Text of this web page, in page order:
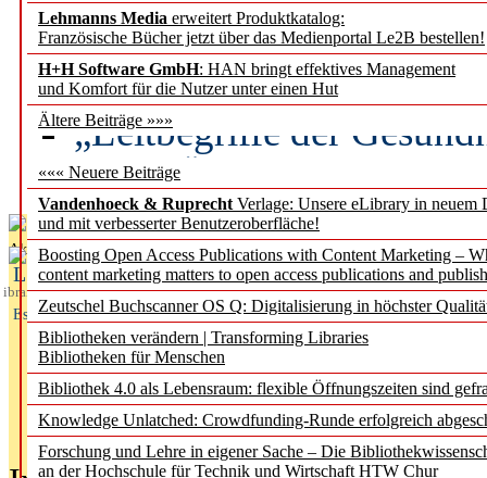
Lehmanns Media erweitert Produktkatalog:
Französische Bücher jetzt über das Medienportal Le2B bestellen!
H+H Software GmbH: HAN bringt effektives Management
und Komfort für die Nutzer unter einen Hut
Ältere Beiträge »»»
««« Neuere Beiträge
Vandenhoeck & Ruprecht Verlage: Unsere eLibrary in neuem
und mit verbesserter Benutzeroberfläche!
Boosting Open Access Publications with Content Marketing –
content marketing matters to open access publications and
Zeutschel Buchscanner OS Q: Digitalisierung in höchster
Bibliotheken verändern | Transforming Libraries
Bibliotheken für Menschen
Bibliothek 4.0 als Lebensraum: flexible Öffnungszeiten sind
Knowledge Unlatched: Crowdfunding-Runde erfolgreich
Forschung und Lehre in eigener Sache – Die
an der Hochschule für Technik und Wirtschaft HTW Chur
Künstliche Intelligenz
besser zu verstehen
„Leitbegriffe der
des BIÖG erscheinen
Aktuelles aus
L
ibrary
Essentials